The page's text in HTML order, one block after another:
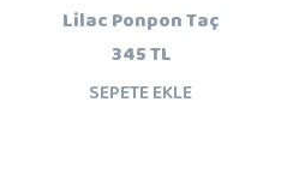
Lilac Ponpon Taç
345 TL
SEPETE EKLE